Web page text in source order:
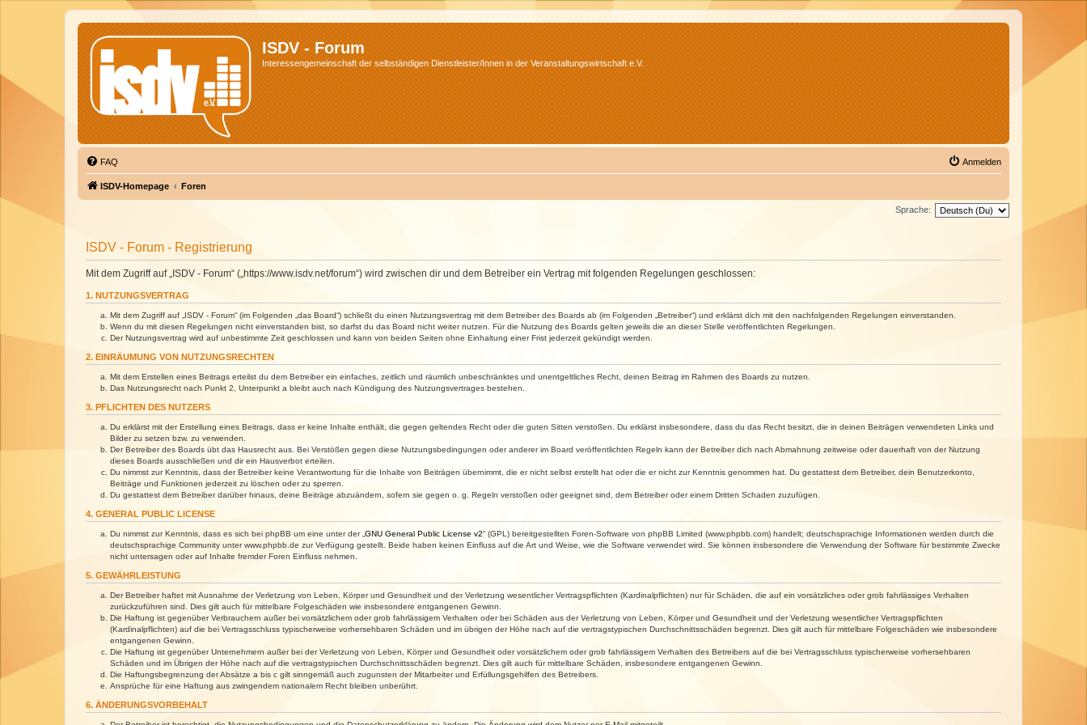
ISDV - Forum
Interessengemeinschaft der selbständigen Dienstleister/Innen in der Veranstaltungswirtschaft e.V.
FAQ Anmelden
ISDV-Homepage Foren
Sprache:
ISDV - Forum - Registrierung
Mit dem Zugriff auf „ISDV - Forum“ („https://www.isdv.net/forum“) wird zwischen dir und dem Betreiber ein Vertrag mit folgenden Regelungen geschlossen:
1. NUTZUNGSVERTRAG
Mit dem Zugriff auf „ISDV - Forum“ (im Folgenden „das Board“) schließt du einen Nutzungsvertrag mit dem Betreiber des Boards ab (im Folgenden „Betreiber“) und erklärst dich mit den nachfolgenden Regelungen einverstanden.
Wenn du mit diesen Regelungen nicht einverstanden bist, so darfst du das Board nicht weiter nutzen. Für die Nutzung des Boards gelten jeweils die an dieser Stelle veröffentlichten Regelungen.
Der Nutzungsvertrag wird auf unbestimmte Zeit geschlossen und kann von beiden Seiten ohne Einhaltung einer Frist jederzeit gekündigt werden.
2. EINRÄUMUNG VON NUTZUNGSRECHTEN
Mit dem Erstellen eines Beitrags erteilst du dem Betreiber ein einfaches, zeitlich und räumlich unbeschränktes und unentgeltliches Recht, deinen Beitrag im Rahmen des Boards zu nutzen.
Das Nutzungsrecht nach Punkt 2, Unterpunkt a bleibt auch nach Kündigung des Nutzungsvertrages bestehen.
3. PFLICHTEN DES NUTZERS
Du erklärst mit der Erstellung eines Beitrags, dass er keine Inhalte enthält, die gegen geltendes Recht oder die guten Sitten verstoßen. Du erklärst insbesondere, dass du das Recht besitzt, die in deinen Beiträgen verwendeten Links und
Bilder zu setzen bzw. zu verwenden.
Der Betreiber des Boards übt das Hausrecht aus. Bei Verstößen gegen diese Nutzungsbedingungen oder anderer im Board veröffentlichten Regeln kann der Betreiber dich nach Abmahnung zeitweise oder dauerhaft von der Nutzung
dieses Boards ausschließen und dir ein Hausverbot erteilen.
Du nimmst zur Kenntnis, dass der Betreiber keine Verantwortung für die Inhalte von Beiträgen übernimmt, die er nicht selbst erstellt hat oder die er nicht zur Kenntnis genommen hat. Du gestattest dem Betreiber, dein Benutzerkonto,
Beiträge und Funktionen jederzeit zu löschen oder zu sperren.
Du gestattest dem Betreiber darüber hinaus, deine Beiträge abzuändern, sofern sie gegen o. g. Regeln verstoßen oder geeignet sind, dem Betreiber oder einem Dritten Schaden zuzufügen.
4. GENERAL PUBLIC LICENSE
Du nimmst zur Kenntnis, dass es sich bei phpBB um eine unter der „ GNU General Public License v2“ (GPL) bereitgestellten Foren-Software von phpBB Limited (www.phpbb.com) handelt; deutschsprachige Informationen werden durch die
deutschsprachige Community unter www.phpbb.de zur Verfügung gestellt. Beide haben keinen Einfluss auf die Art und Weise, wie die Software verwendet wird. Sie können insbesondere die Verwendung der Software für bestimmte Zwecke
nicht untersagen oder auf Inhalte fremder Foren Einfluss nehmen.
5. GEWÄHRLEISTUNG
Der Betreiber haftet mit Ausnahme der Verletzung von Leben, Körper und Gesundheit und der Verletzung wesentlicher Vertragspflichten (Kardinalpflichten) nur für Schäden, die auf ein vorsätzliches oder grob fahrlässiges Verhalten
zurückzuführen sind. Dies gilt auch für mittelbare Folgeschäden wie insbesondere entgangenen Gewinn.
Die Haftung ist gegenüber Verbrauchern außer bei vorsätzlichem oder grob fahrlässigem Verhalten oder bei Schäden aus der Verletzung von Leben, Körper und Gesundheit und der Verletzung wesentlicher Vertragspflichten
(Kardinalpflichten) auf die bei Vertragsschluss typischerweise vorhersehbaren Schäden und im übrigen der Höhe nach auf die vertragstypischen Durchschnittsschäden begrenzt. Dies gilt auch für mittelbare Folgeschäden wie insbesondere
entgangenen Gewinn.
Die Haftung ist gegenüber Unternehmern außer bei der Verletzung von Leben, Körper und Gesundheit oder vorsätzlichem oder grob fahrlässigem Verhalten des Betreibers auf die bei Vertragsschluss typischerweise vorhersehbaren
Schäden und im Übrigen der Höhe nach auf die vertragstypischen Durchschnittsschäden begrenzt. Dies gilt auch für mittelbare Schäden, insbesondere entgangenen Gewinn.
Die Haftungsbegrenzung der Absätze a bis c gilt sinngemäß auch zugunsten der Mitarbeiter und Erfüllungsgehilfen des Betreibers.
Ansprüche für eine Haftung aus zwingendem nationalem Recht bleiben unberührt.
6. ÄNDERUNGSVORBEHALT